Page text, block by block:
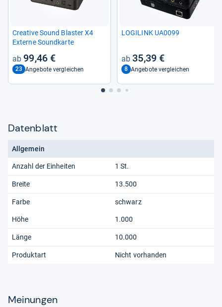
Crea­tive Sound Blas­ter X4
Externe Sound­karte
99,46 €
23 Angebote vergleichen
LOGI­LINK UA0099
35,39 €
8 Angebote vergleichen
Datenblatt
Allgemein
Anzahl der Einheiten 1 St.
Breite 13.500
Farbe schwarz
Höhe 1.000
Länge 10.000
Produktart Nicht vorhanden
Meinungen